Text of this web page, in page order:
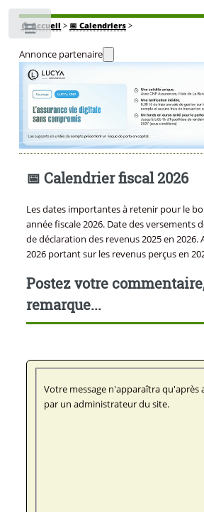
🏠Accueil > 📅 Calendriers>
Annonce partenaire
📅 Calendrier fiscal 2026
Les dates importantes à retenir pour le
année fiscale 2026. Date des versements
de déclaration des revenus 2025 en 2026.
2026 portant sur les revenus perçus en
Postez votre
remarque...
Votre message n'apparaîtra qu'après
par un administrateur du site.
Toggle